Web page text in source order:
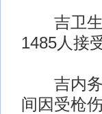
吉卫生
1485人接
吉内务
间因受枪